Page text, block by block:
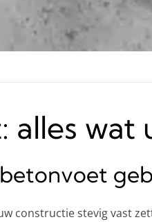
alles wat
constructie stevig vast